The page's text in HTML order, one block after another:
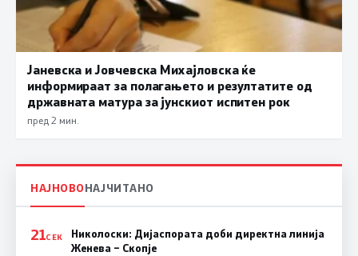
Јаневска и Јовчевска Михајловска ќе
информираат за полагањето и резултатите од
државната матура за јунскиот испитен рок
пред 2 мин.
НАЈНОВОНАЈЧИТАНО
21СЕК
Николоски: Дијаспората доби директна линија
Женева – Скопје